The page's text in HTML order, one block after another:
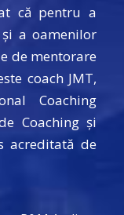
că pentru a
a oamenilor
de mentorare
coach JMT,
Coaching
Coaching și
acreditată de